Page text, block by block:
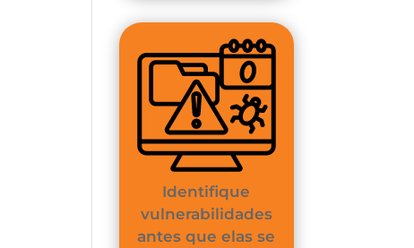
Identifique
vulnerabilidades
antes que elas se